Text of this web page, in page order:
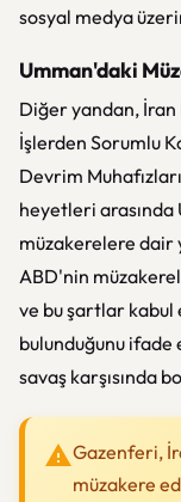
sosyal medya
Umman'daki
Diğer yandan, İran
İşlerden Sorumlu
Devrim
heyetleri arasında
müzakerelere dair
ABD'nin
ve bu şartlar kabul
bulunduğunu
savaş karşısında
Gazenferi,
müzakere